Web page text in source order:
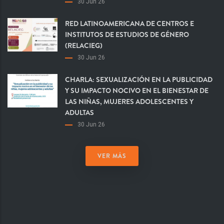
30 Jun 26
RED LATINOAMERICANA DE CENTROS E
INSTITUTOS DE ESTUDIOS DE GÉNERO
(RELACIEG)
30 Jun 26
CHARLA: SEXUALIZACIÓN EN LA PUBLICIDAD
Y SU IMPACTO NOCIVO EN EL BIENESTAR DE
LAS NIÑAS, MUJERES ADOLESCENTES Y
ADULTAS
30 Jun 26
VER MÁS